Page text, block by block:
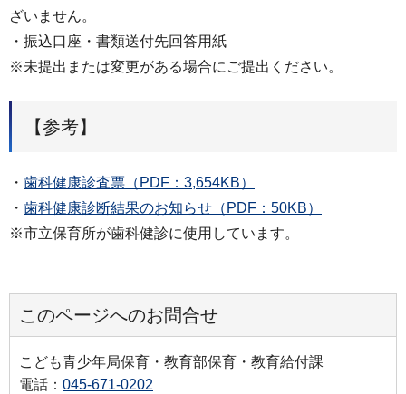
ざいません。
・振込口座・書類送付先回答用紙
※未提出または変更がある場合にご提出ください。
【参考】
・ 歯科健康診査票（PDF：3,654KB）
・ 歯科健康診断結果のお知らせ（PDF：50KB）
※市立保育所が歯科健診に使用しています。
このページへのお問合せ
こども青少年局保育・教育部保育・教育給付課
電話： 045-671-0202